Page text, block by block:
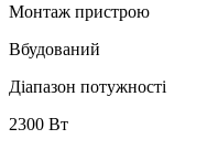
Монтаж пристрою
Вбудований
Діапазон потужності
2300 Вт